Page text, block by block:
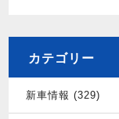
カテゴリー
新車情報 (329)